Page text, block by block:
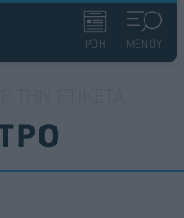
ΡΟΗ ΜΕΝΟΥ